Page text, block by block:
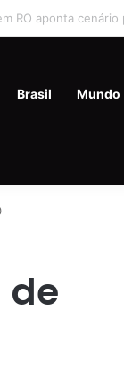
por rejeição do
Brasil Mundo
de